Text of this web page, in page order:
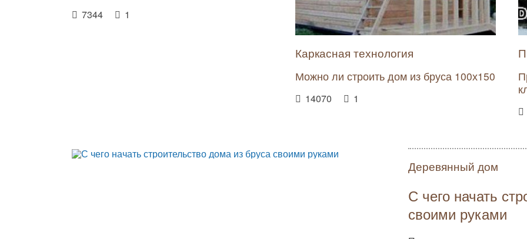
7344 1
Каркасная технология
Можно ли строить дом из бруса 100х150
14070 1
Деревянный дом
С чего начать
своими руками